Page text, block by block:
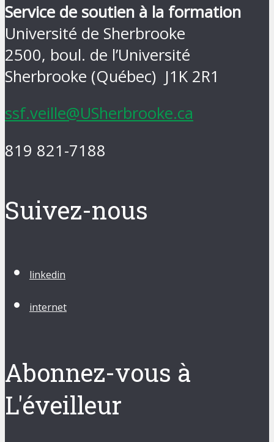
Service de soutien à la formation
Université de Sherbrooke
2500, boul. de l’Université
Sherbrooke (Québec) J1K 2R1
ssf.veille@USherbrooke.ca
819 821-7188
Suivez-nous
linkedin
internet
Abonnez-vous à
L'éveilleur